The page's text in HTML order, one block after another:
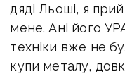
дяді Льоші, я
мене. Ані його
техніки вже не
купи металу,